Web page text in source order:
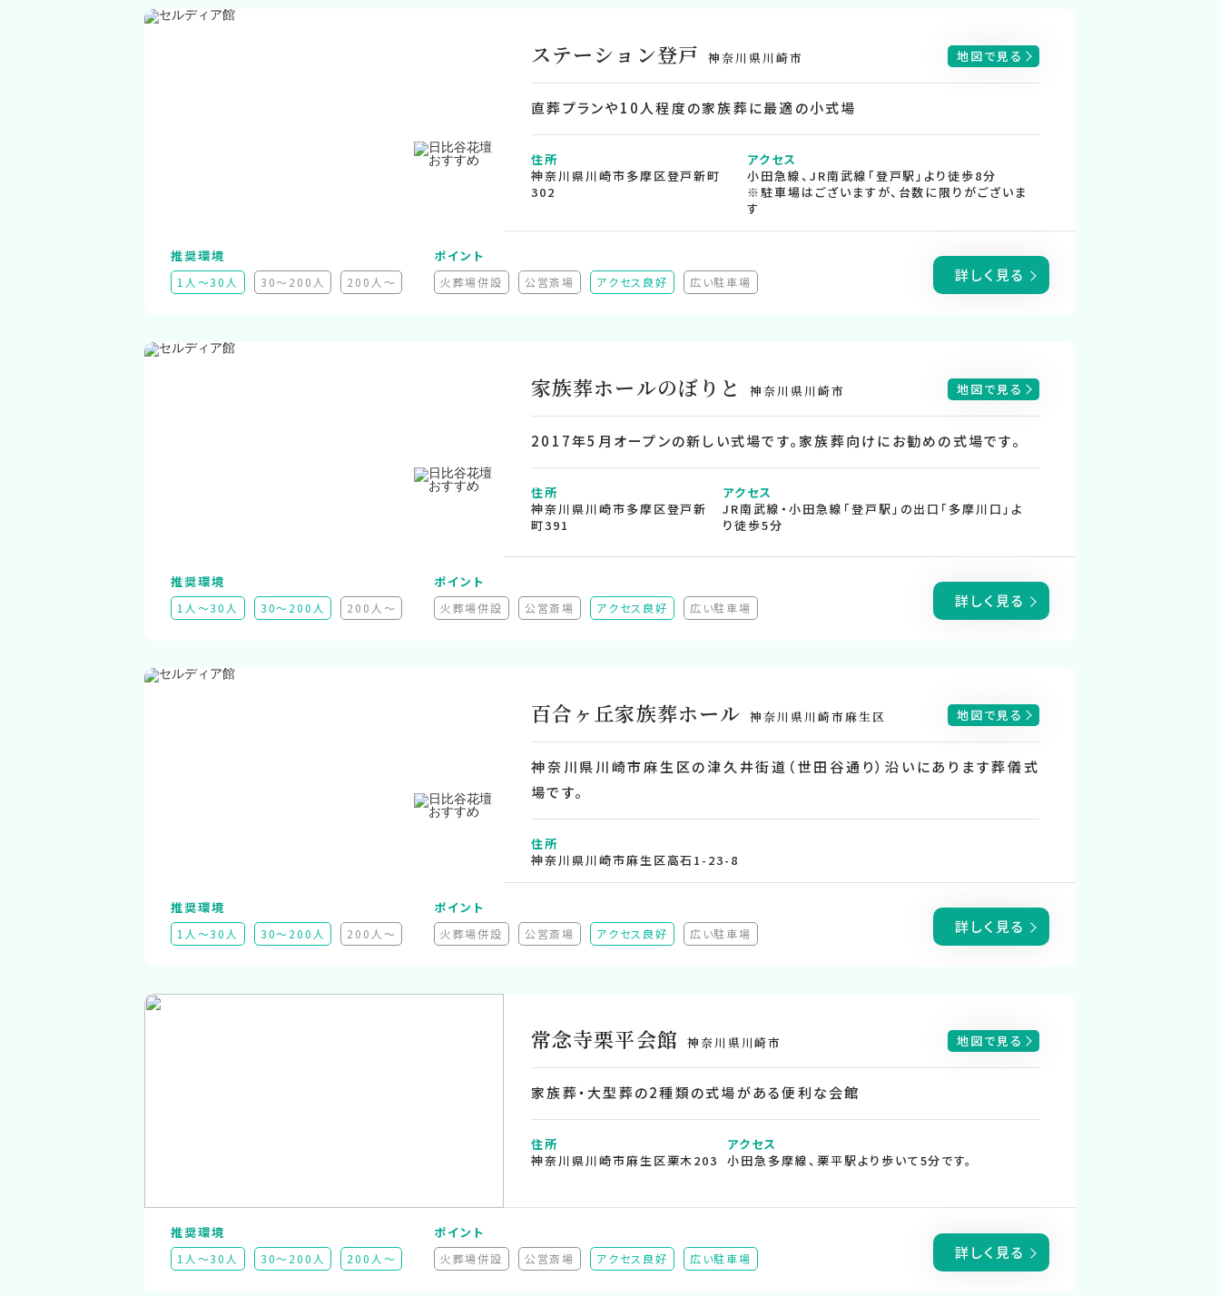
ステーション登戸 神奈川県川崎市 地図で見る
直葬プランや10人程度の家族葬に最適の小式場
住所
神奈川県川崎市多摩区登戸新町
302
アクセス
小田急線、JR南武線「登戸駅」より徒歩8分
※駐車場はございますが、台数に限りがございま
す
推奨環境
1人～30人
30～200人
（非推奨）
200人～
（非推奨）
ポイント
火葬場併設
（非対応）
公営斎場
（非対応）
アクセス良好
広い駐車場
（非対応）
詳しく見る
家族葬ホールのぼりと 神奈川県川崎市 地図で見る
2017年5月オープンの新しい式場です。家族葬向けにお勧めの式場です。
住所
神奈川県川崎市多摩区登戸新
町391
アクセス
JR南武線・小田急線「登戸駅」の出口「多摩川口」よ
り徒歩5分
推奨環境
1人～30人 30～200人
200人～
（非推奨）
ポイント
火葬場併設
（非対応）
公営斎場
（非対応）
アクセス良好
広い駐車場
（非対応）
詳しく見る
百合ヶ丘家族葬ホール 神奈川県川崎市麻生区 地図で見る
神奈川県川崎市麻生区の津久井街道（世田谷通り）沿いにあります葬儀式
場です。
住所
神奈川県川崎市麻生区高石1-23-8
推奨環境
1人～30人 30～200人
200人～
（非推奨）
ポイント
火葬場併設
（非対応）
公営斎場
（非対応）
アクセス良好
広い駐車場
（非対応）
詳しく見る
常念寺栗平会館 神奈川県川崎市 地図で見る
家族葬・大型葬の2種類の式場がある便利な会館
住所
神奈川県川崎市麻生区栗木203
アクセス
小田急多摩線、栗平駅より歩いて5分です。
推奨環境
1人～30人 30～200人 200人～
ポイント
火葬場併設
（非対応）
公営斎場
（非対応）
アクセス良好 広い駐車場 詳しく見る